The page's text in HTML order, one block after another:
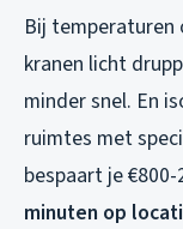
Bij temperaturen
kranen licht
minder snel. En
ruimtes met
bespaart je
minuten op